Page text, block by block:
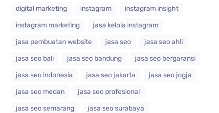
digital marketing
instagram
instagram insight
instagram marketing
jasa kelola instagram
jasa pembuatan website
jasa seo
jasa seo ahli
jasa seo bali
jasa seo bandung
jasa seo bergaransi
jasa seo indonesia
jasa seo jakarta
jasa seo jogja
jasa seo medan
jasa seo profesional
jasa seo semarang
jasa seo surabaya